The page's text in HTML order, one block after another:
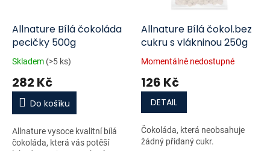
dAllnature Bílá čokoláda
pecičky 500g
Skladem (>5 ks)
282 Kč
Do košíku
Allnature vysoce kvalitní bílá
čokoláda, která vás potěší
Allnature Bílá čokol.bez
cukru s vlákninou 250g
Momentálně nedostupné
126 Kč
DETAIL
Čokoláda, která neobsahuje
žádný přidaný cukr.